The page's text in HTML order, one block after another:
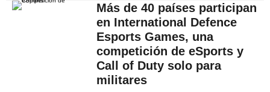
Más de 40 países participan
en International Defence
Esports Games, una
competición de eSports y
Call of Duty solo para
militares